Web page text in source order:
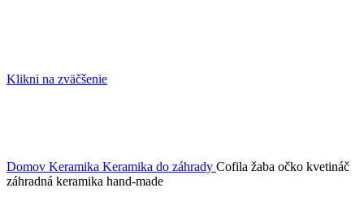
Klikni na zväčšenie
Domov Keramika Keramika do záhrady Cofila žaba očko kvetináč
záhradná keramika hand-made